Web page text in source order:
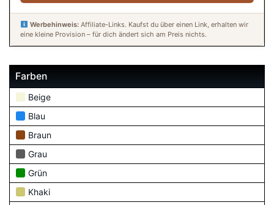
Werbehinweis:Affiliate-Links. Kaufst du über einen Link, erhalten wir
eine kleine Provision – für dich ändert sich am Preis nichts.
Farben
Beige
Blau
Braun
Grau
Grün
Khaki